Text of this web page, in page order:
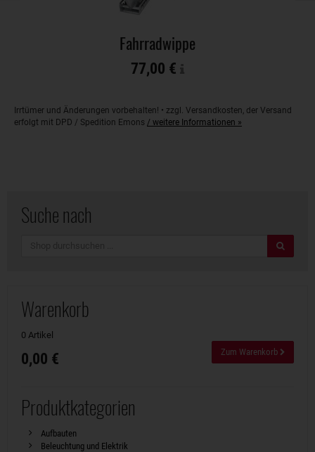
Fahrradwippe
77,00 €
Irrtümer und Änderungen vorbehalten! • zzgl. Versandkosten, der Versand
erfolgt mit DPD / Spedition Emons / weitere Informationen »
Suche nach
Warenkorb
0 Artikel
0,00 € Zum Warenkorb
Produktkategorien
Aufbauten
Beleuchtung und Elektrik